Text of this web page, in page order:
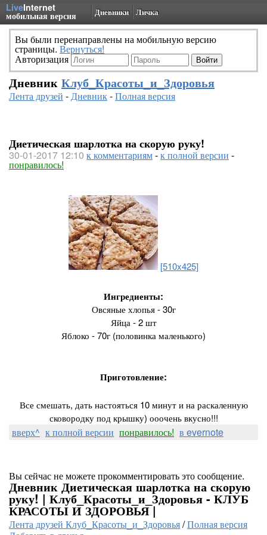
LiveInternet
мобильная версия Дневники Личка
Вы были перенаправлены на мобильную версию
страницы. Вернуться!
Авторизация
Дневник Клуб_Красоты_и_Здоровья
Лента друзей -Дневник-Полная версия
Диетическая шарлотка на скорую руку!
30-01-2017 12:10 к комментариям-к полной версии -
понравилось!
[510x425]
Ингредиенты:
Овсяные хлопья - 30г
Яйца - 2 шт
Яблоко - 70г (половинка маленького)
Приготовление:
Все смешать, дать настояться 10 минут и на раскаленную
сковородку под крышку) ооочень вкусно!!!
вверх^ к полной версии понравилось! в evernote
Вы сейчас не можете прокомментировать это сообщение.
Дневник Диетическая шарлотка на скорую
руку! | Клуб_Красоты_и_Здоровья - КЛУБ
КРАСОТЫ И ЗДОРОВЬЯ |
Лента друзей Клуб_Красоты_и_Здоровья/Полная версия